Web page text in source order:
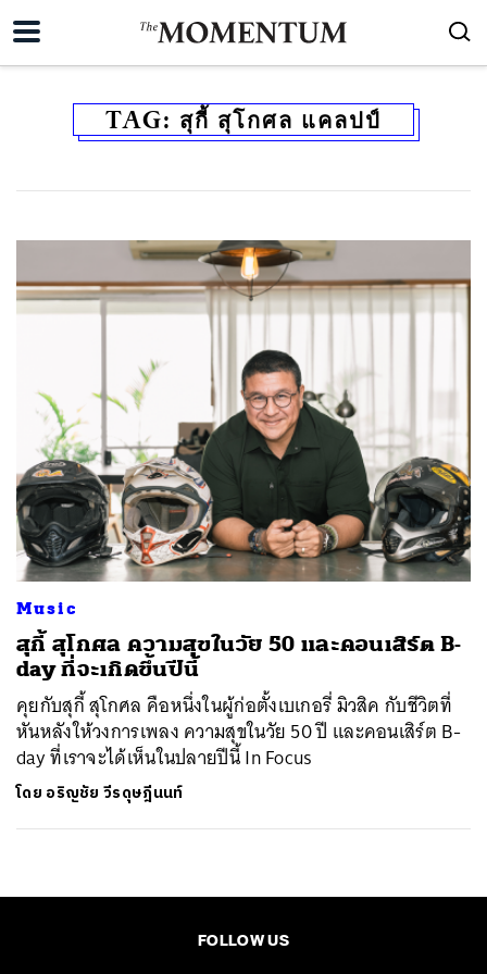
TAG: สุกี้ สุโกศล แคลปป์
Music
สุกี้ สุโกศล ความสุขในวัย 50 และคอนเสิร์ต B-
day ที่จะเกิดขึ้นปีนี้
คุยกับสุกี้ สุโกศล คือหนึ่งในผู้ก่อตั้งเบเกอรี่ มิวสิค กับชีวิตที่
หันหลังให้วงการเพลง ความสุขในวัย 50 ปี และคอนเสิร์ต B-
day ที่เราจะได้เห็นในปลายปีนี้ In Focus
โดย อริญชัย วีรดุษฎีนนท์
FOLLOW US
ค้นหา
SHARE TWEET LINE EMAIL